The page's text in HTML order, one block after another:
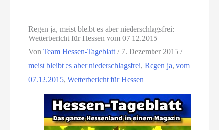
Regen ja, meist bleibt es aber niederschlagsfrei:
Wetterbericht für Hessen vom 07.12.2015
VonTeam Hessen-Tageblatt/ 7. Dezember 2015/
meist bleibt es aber niederschlagsfrei,Regen ja,vom
07.12.2015,Wetterbericht für Hessen